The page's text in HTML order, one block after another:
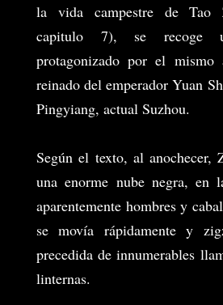
la vida campestre de Tao
capitulo 7), se recoge
protagonizado por el mismo
reinado del emperador Yuan
Pingyiang, actual Suzhou.
Según el texto, al anochecer,
una enorme nube negra, en
aparentemente hombres y
se movía rápidamente y
precedida de innumerables
linternas.